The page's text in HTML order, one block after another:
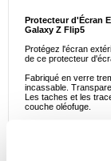
Protecteur d'Écran
Galaxy Z Flip5
Protégez l'écran
de ce protecteur
Fabriqué en verre
incassable.
Les taches et les
couche oléofuge.
- Protecteur d'écran
- Fabriqué en verre